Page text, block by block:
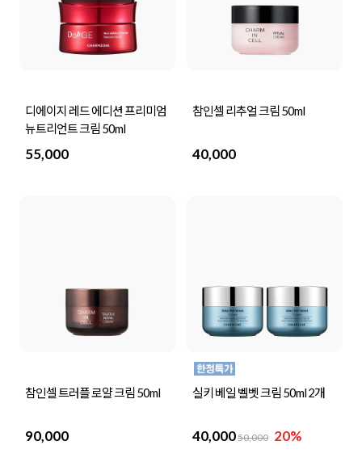
디에이지 레드 에디션 프리미엄
뉴트리언트 크림 50ml
55,000
참인셀 리추얼 크림 50ml
40,000
참인셀 트러플 로얄 크림 50ml
90,000
실키 베일 벨벳 크림 50ml 2개
40,00050,000 20%